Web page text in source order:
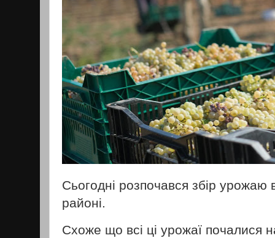
Сьогодні розпочався збір урожаю
районі.
Схоже що всі ці урожаї почалися